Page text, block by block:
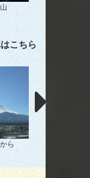
夜の逆さ富士
こちら
ら 湖と富士山